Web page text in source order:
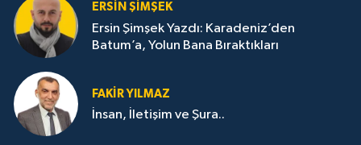
ERSIN ŞIMŞEK
Ersin Şimşek Yazdı: Karadeniz’den
Batum’a, Yolun Bana Bıraktıkları
FAKIR YILMAZ
İnsan, İletişim ve Şura..